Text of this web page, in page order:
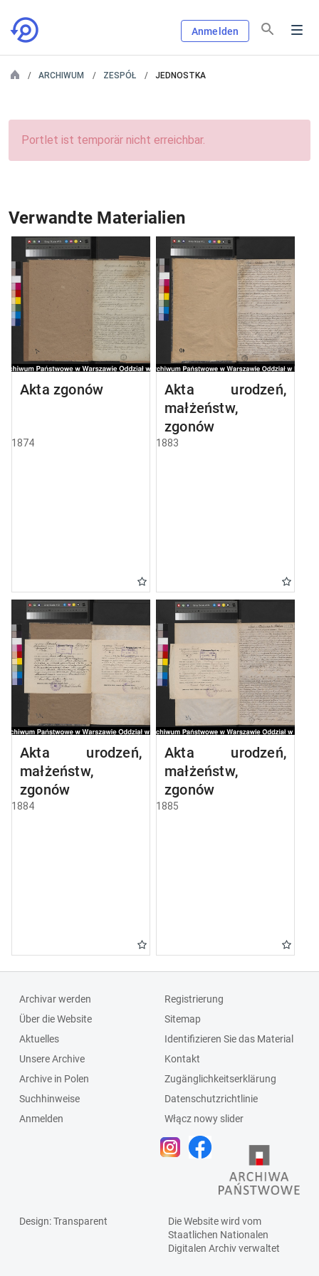
Anmelden
ARCHIWUM ZESPÓŁ JEDNOSTKA
Portlet ist temporär nicht erreichbar.
Verwandte Materialien
Akta zgonów
1874
Akta urodzeń,
małżeństw,
zgonów
1883
Akta urodzeń,
małżeństw,
zgonów
1884
Akta urodzeń,
małżeństw,
zgonów
1885
Archivar werden
Über die Website
Aktuelles
Unsere Archive
Archive in Polen
Suchhinweise
Anmelden
Registrierung
Sitemap
Identifizieren Sie das Material
Kontakt
Zugänglichkeitserklärung
Datenschutzrichtlinie
Włącz nowy slider
Design: Transparent
Die Website wird vom
Staatlichen Nationalen
Digitalen Archivverwaltet